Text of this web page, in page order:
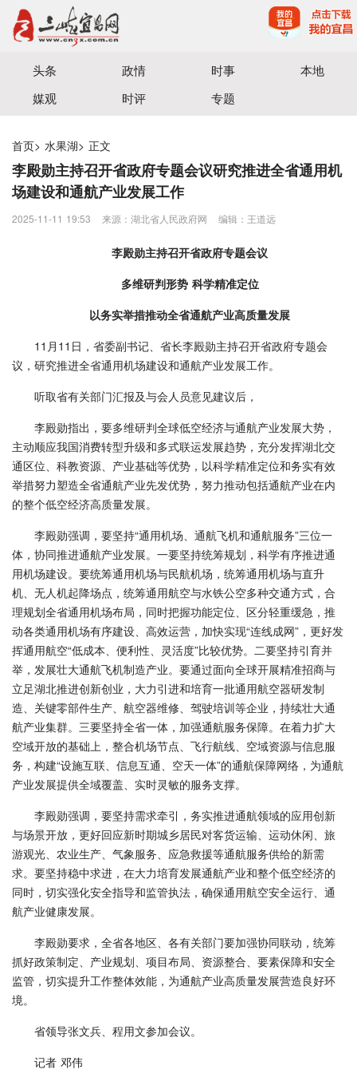
宜昌三峡融媒体中心主办
头条 政情 时事
本地
媒观
时评 专题
首页> 水果湖> 正文
李殿勋主持召开省政府专题会议研究推进全省通用机
场建设和通航产业发展工作
2025-11-11 19:53 来源：湖北省人民政府网 编辑：王道远
李殿勋主持召开省政府专题会议
多维研判形势 科学精准定位
以务实举措推动全省通航产业高质量发展
11月11日，省委副书记、省长李殿勋主持召开省政府专题会
议，研究推进全省通用机场建设和通航产业发展工作。
听取省有关部门汇报及与会人员意见建议后，
李殿勋指出，要多维研判全球低空经济与通航产业发展大势，
主动顺应我国消费转型升级和多式联运发展趋势，充分发挥湖北交
通区位、科教资源、产业基础等优势，以科学精准定位和务实有效
举措努力塑造全省通航产业先发优势，努力推动包括通航产业在内
的整个低空经济高质量发展。
李殿勋强调，要坚持“通用机场、通航飞机和通航服务”三位一
体，协同推进通航产业发展。一要坚持统筹规划，科学有序推进通
用机场建设。要统筹通用机场与民航机场，统筹通用机场与直升
机、无人机起降场点，统筹通用航空与水铁公空多种交通方式，合
理规划全省通用机场布局，同时把握功能定位、区分轻重缓急，推
动各类通用机场有序建设、高效运营，加快实现“连线成网”，更好发
挥通用航空“低成本、便利性、灵活度”比较优势。二要坚持引育并
举，发展壮大通航飞机制造产业。要通过面向全球开展精准招商与
立足湖北推进创新创业，大力引进和培育一批通用航空器研发制
造、关键零部件生产、航空器维修、驾驶培训等企业，持续壮大通
航产业集群。三要坚持全省一体，加强通航服务保障。在着力扩大
空域开放的基础上，整合机场节点、飞行航线、空域资源与信息服
务，构建“设施互联、信息互通、空天一体”的通航保障网络，为通航
产业发展提供全域覆盖、实时灵敏的服务支撑。
李殿勋强调，要坚持需求牵引，务实推进通航领域的应用创新
与场景开放，更好回应新时期城乡居民对客货运输、运动休闲、旅
游观光、农业生产、气象服务、应急救援等通航服务供给的新需
求。要坚持稳中求进，在大力培育发展通航产业和整个低空经济的
同时，切实强化安全指导和监管执法，确保通用航空安全运行、通
航产业健康发展。
李殿勋要求，全省各地区、各有关部门要加强协同联动，统筹
抓好政策制定、产业规划、项目布局、资源整合、要素保障和安全
监管，切实提升工作整体效能，为通航产业高质量发展营造良好环
境。
省领导张文兵、程用文参加会议。
记者 邓伟